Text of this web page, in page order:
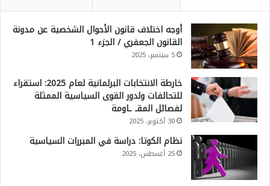
أوجه اختلاف قانون الأحوال الشخصية عن مدونة
القانون الجعفري / الجزء 1
5 سبتمبر، 2025
خارطة الانتخابات البرلمانية لعام 2025: استقراء
للتحالفات ولدور القوى السياسية الممثلة
لفصائل المقـ ـاومة
30 أكتوبر، 2025
نظام الكوتا: دراسة في المبررات السياسية
25 أغسطس، 2025